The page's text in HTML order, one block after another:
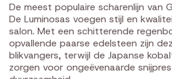
De meest populaire scharenlijn van
De Luminosas voegen stijl en
salon. Met een schitterende
opvallende paarse edelsteen zijn
blikvangers, terwijl de Japanse
zorgen voor ongeëvenaarde